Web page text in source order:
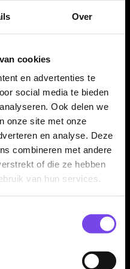
Over
cookies
en advertenties te
social media te bieden
Ook delen we
onze site met onze
en analyse. Deze
combineren met andere
of die ze hebben
van hun services.
serie
Nylon shafts en Bull's